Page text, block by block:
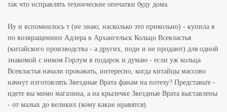
так что исправлять технические опечатки буду дома.
Ну и вспомнилось т (не знаю, насколько это прикольно) - купила я
по возвращениюз Адлера в Архангельск Кольцо Всевластья
(китайского производства - а других, поди и не продают) для одной
знакомой с ником Горлум в подарок и думаю - если уж кольца
Всевластья начали провавать, интересно, когда китайцы массово
начнут изготовлять Звездные Врата фанам на потеху? Представьте -
идете вы мимо магазина, а на крылечке Звездные Врата выставлены
- от малых до великих (кому какие нравятся).